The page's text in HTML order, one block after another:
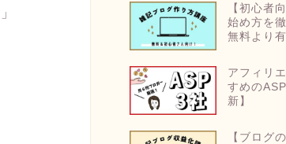
」
【初心者
始め方を
無料より
アフィリ
すめの
新】
【ブログ